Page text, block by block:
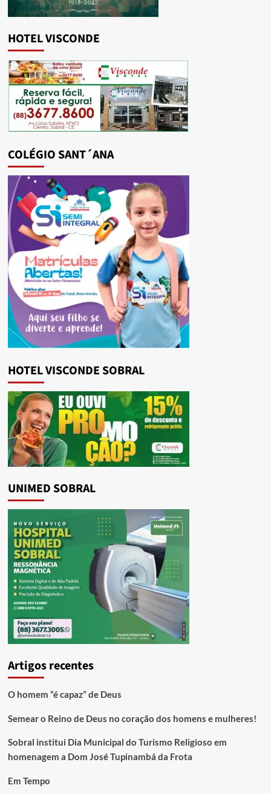
HOTEL VISCONDE
COLÉGIO SANT´ANA
HOTEL VISCONDE SOBRAL
UNIMED SOBRAL
Artigos recentes
O homem “é capaz” de Deus
Semear o Reino de Deus no coração dos homens e mulheres!
Sobral institui Dia Municipal do Turismo Religioso em
homenagem a Dom José Tupinambá da Frota
Em Tempo